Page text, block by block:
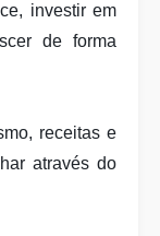
investir em
de forma
receitas e
através do